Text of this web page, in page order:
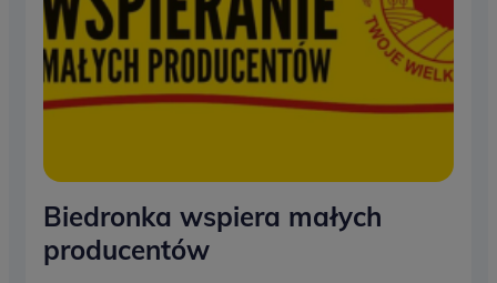
Biedronka wspiera małych
producentów